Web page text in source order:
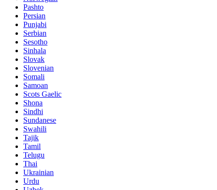
Pashto
Persian
Punjabi
Serbian
Sesotho
Sinhala
Slovak
Slovenian
Somali
Samoan
Scots Gaelic
Shona
Sindhi
Sundanese
Swahili
Tajik
Tamil
Telugu
Thai
Ukrainian
Urdu